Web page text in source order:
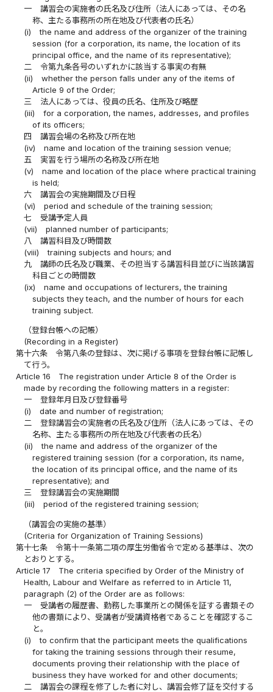
一
講習会の実施者の氏名及び住所（法人にあっては、その名
称、主たる事務所の所在地及び代表者の氏名）
(i)
the name and address of the organizer of the training
session (for a corporation, its name, the location of its
principal office, and the name of its representative);
二
令第九条各号のいずれかに該当する事実の有無
(ii)
whether the person falls under any of the items of
Article 9 of the Order;
三
法人にあっては、役員の氏名、住所及び略歴
(iii)
for a corporation, the names, addresses, and profiles
of its officers;
四
講習会場の名称及び所在地
(iv)
name and location of the training session venue;
五
実習を行う場所の名称及び所在地
(v)
name and location of the place where practical training
is held;
六
講習会の実施期間及び日程
(vi)
period and schedule of the training session;
七
受講予定人員
(vii)
planned number of participants;
八
講習科目及び時間数
(viii)
training subjects and hours; and
九
講師の氏名及び職業、その担当する講習科目並びに当該講習
科目ごとの時間数
(ix)
name and occupations of lecturers, the training
subjects they teach, and the number of hours for each
training subject.
（登録台帳への記帳）
(Recording in a Register)
第十六条
令第八条の登録は、次に掲げる事項を登録台帳に記帳し
て行う。
Article 16
The registration under Article 8 of the Order is
made by recording the following matters in a register:
一
登録年月日及び登録番号
(i)
date and number of registration;
二
登録講習会の実施者の氏名及び住所（法人にあっては、その
名称、主たる事務所の所在地及び代表者の氏名）
(ii)
the name and address of the organizer of the
registered training session (for a corporation, its name,
the location of its principal office, and the name of its
representative); and
三
登録講習会の実施期間
(iii)
period of the registered training session;
（講習会の実施の基準）
(Criteria for Organization of Training Sessions)
第十七条
令第十一条第二項の厚生労働省令で定める基準は、次の
とおりとする。
Article 17
The criteria specified by Order of the Ministry of
Health, Labour and Welfare as referred to in Article 11,
paragraph (2) of the Order are as follows:
一
受講者の履歴書、勤務した事業所との関係を証する書類その
他の書類により、受講者が受講資格者であることを確認するこ
と。
(i)
to confirm that the participant meets the qualifications
for taking the training sessions through their resume,
documents proving their relationship with the place of
business they have worked for and other documents;
二
講習会の課程を修了した者に対し、講習会修了証を交付する